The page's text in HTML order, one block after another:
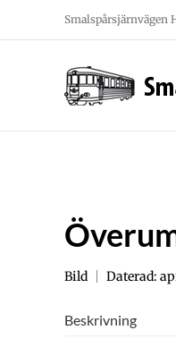
Smalspårsjärnvägen
Bild Daterad:
Beskrivning